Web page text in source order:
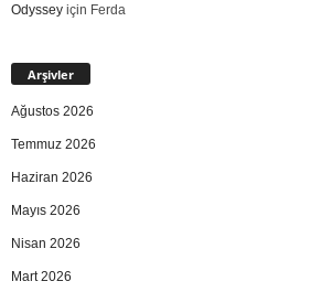
Odyssey için Ferda
Arşivler
Ağustos 2026
Temmuz 2026
Haziran 2026
Mayıs 2026
Nisan 2026
Mart 2026